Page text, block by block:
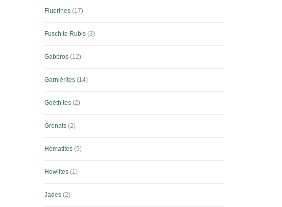
Fluorines 17
Fuschite Rubis 3
Gabbros 12
Garniérites 14
Goéthites 2
Grenats 2
Hématites 9
Howlites 1
Jades 2